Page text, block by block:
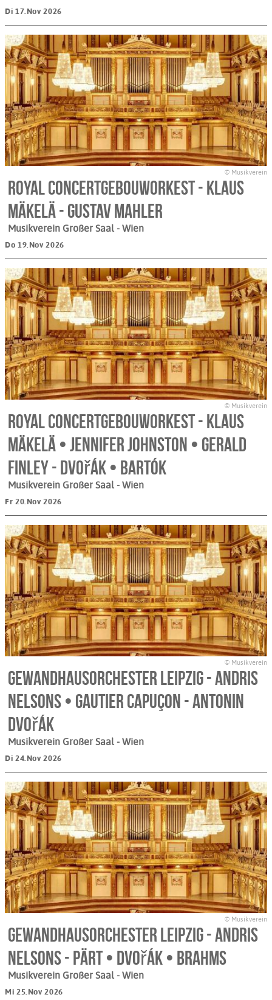
Di 17.Nov 2026
© Musikverein
Royal Concertgebouworkest - Klaus
Mäkelä - Gustav Mahler
Musikverein Großer Saal - Wien
Do 19.Nov 2026
© Musikverein
Royal Concertgebouworkest - Klaus
Mäkelä • Jennifer Johnston • Gerald
Finley - Dvořák • Bartók
Musikverein Großer Saal - Wien
Fr 20.Nov 2026
© Musikverein
Gewandhausorchester Leipzig - Andris
Nelsons • Gautier Capuçon - Antonin
Dvořák
Musikverein Großer Saal - Wien
Di 24.Nov 2026
© Musikverein
Gewandhausorchester Leipzig - Andris
Nelsons - Pärt • Dvořák • Brahms
Musikverein Großer Saal - Wien
Mi 25.Nov 2026